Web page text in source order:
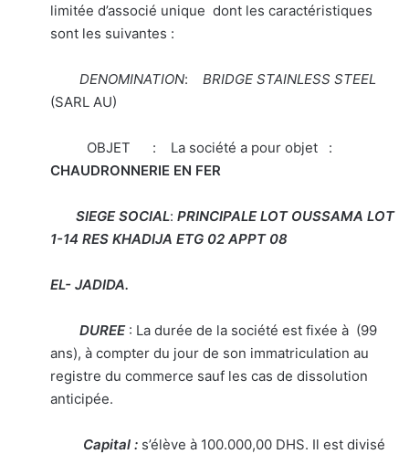
limitée d’associé unique dont les caractéristiques
sont les suivantes :
DENOMINATION: BRIDGE STAINLESS STEEL
(SARL AU)
OBJET : La société a pour objet :
CHAUDRONNERIE EN FER
SIEGE SOCIAL: PRINCIPALE LOT OUSSAMA LOT
1-14 RES KHADIJA ETG 02 APPT 08
EL- JADIDA.
DUREE: La durée de la société est fixée à (99
ans), à compter du jour de son immatriculation au
registre du commerce sauf les cas de dissolution
anticipée.
Capital : s’élève à 100.000,00 DHS. Il est divisé